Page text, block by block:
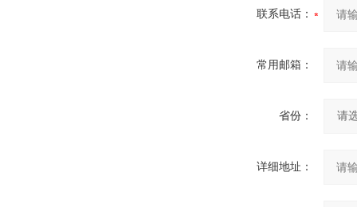
联系电话：
常用邮箱：
省份：
详细地址：